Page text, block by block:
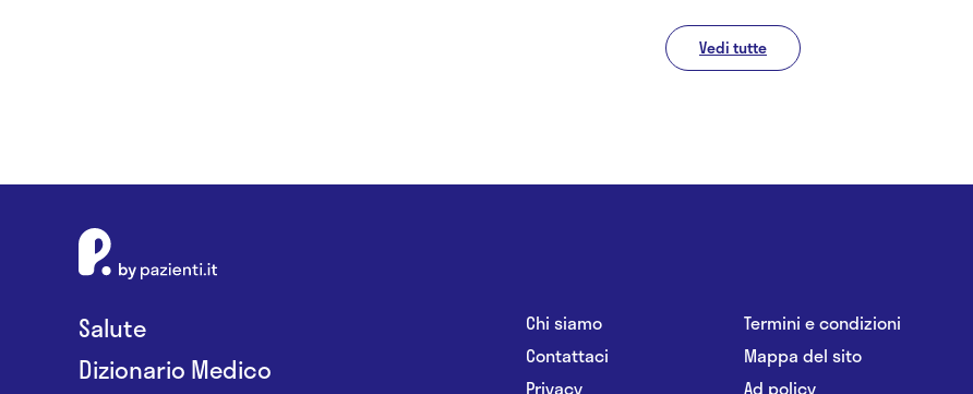
Vedi tutte
Salute
Dizionario Medico
Chi siamo
Contattaci
Privacy
Termini e condizioni
Mappa del sito
Ad policy